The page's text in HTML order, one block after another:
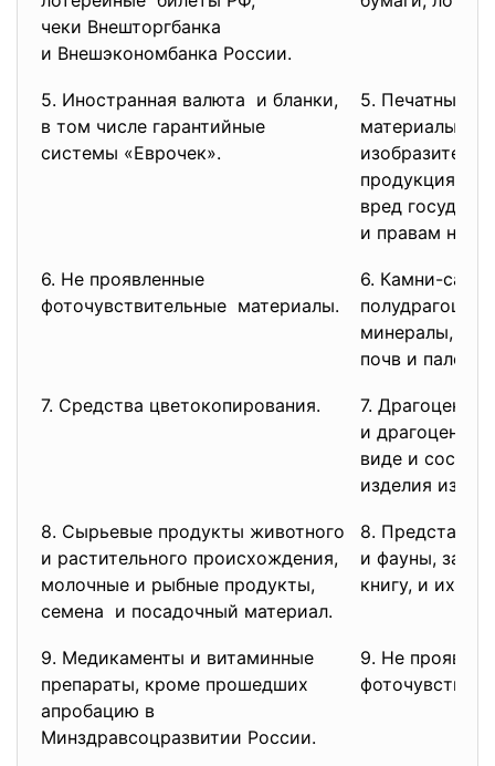
чеки Внешторгбанка
и Внешэкономбанка России.
5. Иностранная валюта и бланки,
в том числе гарантийные
системы «Еврочек».
5. Печатные и
материалы и
продукция,
вред
и правам
6. Не проявленные
фоточувствительные материалы.
6. Камни-
минералы,
почв и
7. Средства цветокопирования.
7.
и
виде и
изделия из
8. Сырьевые продукты животного
и растительного происхождения,
молочные и рыбные продукты,
семена и посадочный материал.
8.
и фауны,
книгу, и их
9. Медикаменты и витаминные
препараты, кроме прошедших
апробацию в
Минздравсоцразвитии России.
9. Не